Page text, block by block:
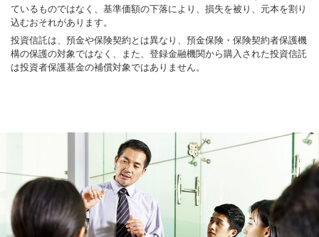
ているものではなく、基準価額の下落により、損失を被り、元本を割り
込むおそれがあります。
投資信託は、預金や保険契約とは異なり、預金保険・保険契約者保護機
構の保護の対象ではなく、また、登録金融機関から購入された投資信託
は投資者保護基金の補償対象ではありません。